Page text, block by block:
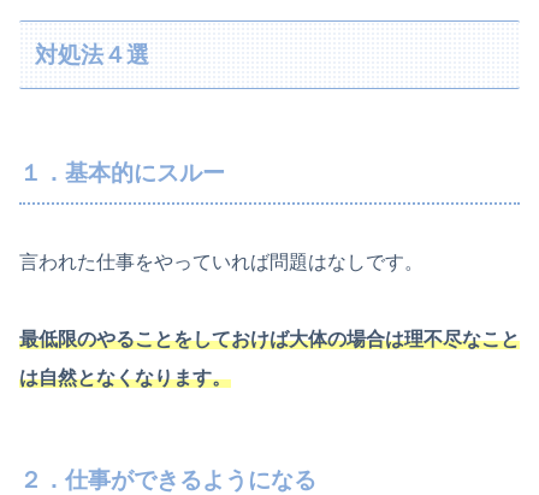
対処法４選
１．基本的にスルー
言われた仕事をやっていれば問題はなしです。
最低限のやることをしておけば大体の場合は理不尽なこと
は自然となくなります。
２．仕事ができるようになる